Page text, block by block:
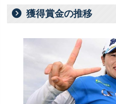
獲得賞金の推移